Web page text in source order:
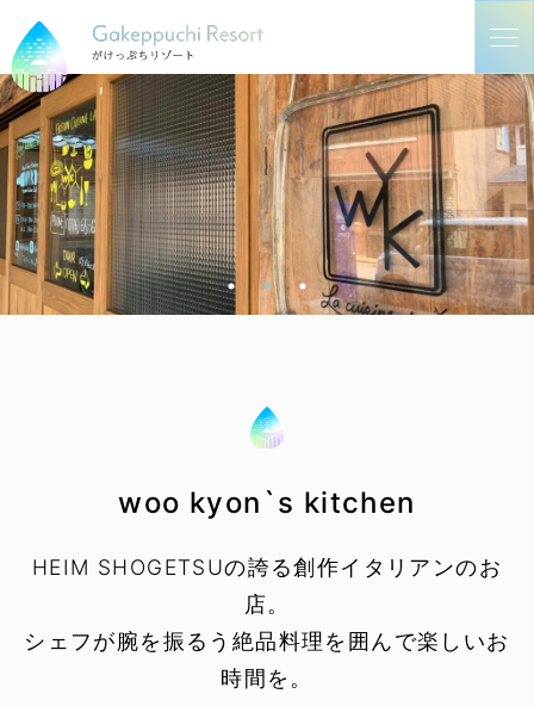
woo kyon`s kitchen
HEIM SHOGETSUの誇る創作イタリアンのお
店。
シェフが腕を振るう絶品料理を囲んで楽しいお
時間を。